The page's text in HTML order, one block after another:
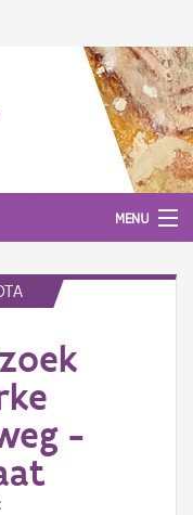
MENU
-